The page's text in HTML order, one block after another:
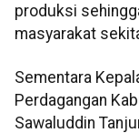
produksi
masyarakat
Sementara
Perdagangan
Sawaluddin